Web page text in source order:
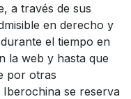
a través de sus
en derecho y
el tiempo en
la web y hasta que
por otras
se reserva